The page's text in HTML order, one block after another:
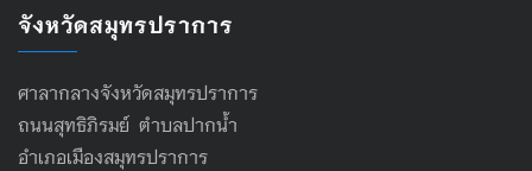
จังหวัดสมุทรปราการ
ศาลากลางจังหวัดสมุทรปราการ
ถนนสุทธิภิรมย์ ตำบลปากน้ำ
อำเภอเมืองสมุทรปราการ